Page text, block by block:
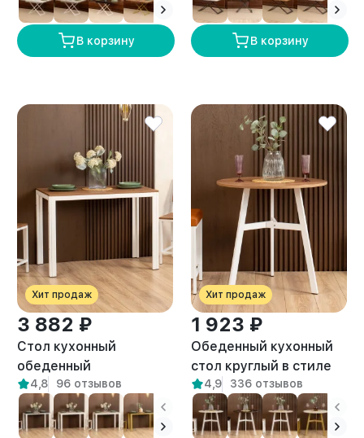
В корзину В корзину
Хит продаж
3 882 ₽
Стол кухонный
обеденный
письменный Лофт Атаго
белый/амаретто
4,8 96 отзывов
Хит продаж
1 923 ₽
Обеденный кухонный
стол круглый в стиле
Лофт Моро белый/
амаретто
4,9 336 отзывов